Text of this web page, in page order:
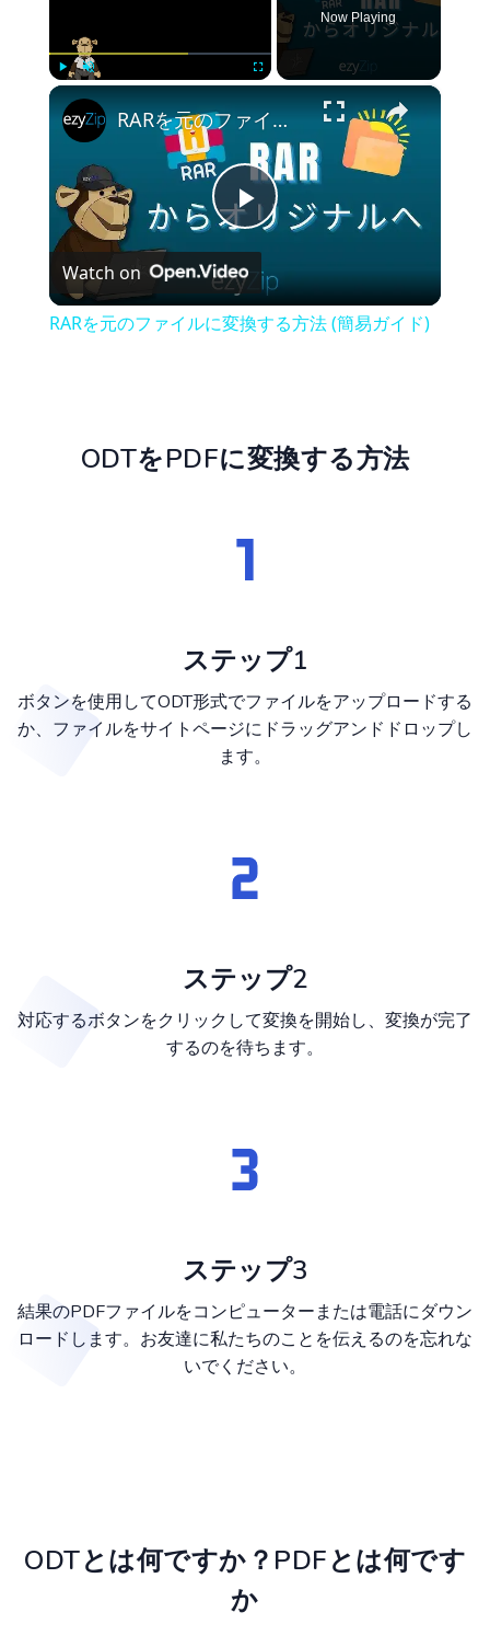
Now Playing
×
Play
Video
RARを元のファイルに変換する方法 (簡易ガイド)
Watch on
RARを元のファイルに変換する方法 (簡易ガイド)
ODTをPDFに変換する方法
ステップ1
ボタンを使用してODT形式でファイルをアップロードする
か、ファイルをサイトページにドラッグアンドドロップし
ます。
ステップ2
対応するボタンをクリックして変換を開始し、変換が完了
するのを待ちます。
ステップ3
結果のPDFファイルをコンピューターまたは電話にダウン
ロードします。お友達に私たちのことを伝えるのを忘れな
いでください。
ODTとは何ですか？PDFとは何です
か